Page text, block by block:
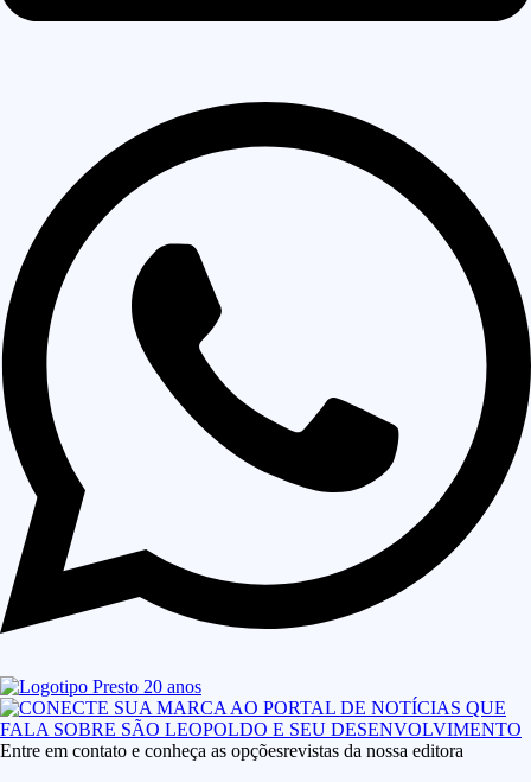
Entre em contato e conheça as opçõesrevistas da nossa editora